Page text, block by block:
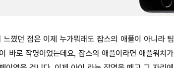
느꼈던 점은 이제 누가뭐래도 잡스의 애플이 아니라
바로 작명이었는데요, 잡스의 애플이라면 애플워치